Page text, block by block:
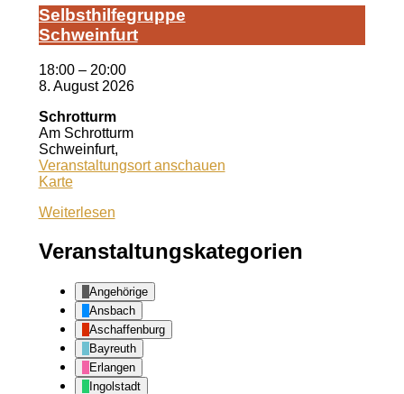
Selbst­hil­fe­grup­pe
Schwein­furt
18:00 – 20:00
8. August 2026
Schrotturm
Am Schrotturm
Schweinfurt,
Veranstaltungsort anschauen
KarteSchrotturm
Weiterlesen
Veranstaltungskategorien
Angehörige
Ansbach
Aschaffenburg
Bayreuth
Erlangen
Ingolstadt